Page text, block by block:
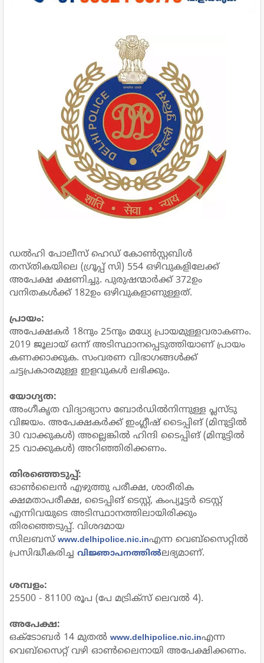
ഡൽഹി പോലീസ് ഹെഡ് കോൺസ്റ്റബിൾ
തസ്തികയിലെ (ഗ്രൂപ്പ് സി) 554 ഒഴിവുകളിലേക്ക്
അപേക്ഷ ക്ഷണിച്ചു. പുരുഷന്മാർക്ക് 372ഉം
വനിതകൾക്ക് 182ഉം ഒഴിവുകളാണുള്ളത്.
പ്രായം:
അപേക്ഷകർ 18നും 25നും മധ്യേ പ്രായമുള്ളവരാകണം.
2019 ജൂലായ് ഒന്ന് അടിസ്ഥാനപ്പെടുത്തിയാണ് പ്രായം
കണക്കാക്കുക. സംവരണ വിഭാഗങ്ങൾക്ക്
ചട്ടപ്രകാരമുള്ള ഇളവുകൾ ലഭിക്കും.
യോഗ്യത:
അംഗീകൃത വിദ്യാഭ്യാസ ബോർഡിൽനിന്നുള്ള പ്ലസ്ടു
വിജയം. അപേക്ഷകർക്ക് ഇംഗ്ലീഷ് ടൈപ്പിങ് (മിനുട്ടിൽ
30 വാക്കുകൾ) അല്ലെങ്കിൽ ഹിന്ദി ടൈപ്പിങ് (മിനുട്ടിൽ
25 വാക്കുകൾ) അറിഞ്ഞിരിക്കണം.
തിരഞ്ഞെടുപ്പ്:
ഓൺലൈൻ എഴുത്തു പരീക്ഷ, ശാരീരിക
ക്ഷമതാപരീക്ഷ, ടൈപ്പിങ് ടെസ്റ്റ്, കംപ്യൂട്ടർ ടെസ്റ്റ്
എന്നിവയുടെ അടിസ്ഥാനത്തിലായിരിക്കും
തിരഞ്ഞെടുപ്പ്. വിശദമായ
സിലബസ് www.delhipolice.nic.inഎന്ന വെബ്സൈറ്റിൽ
പ്രസിദ്ധീകരിച്ച വിജ്ഞാപനത്തിൽലഭ്യമാണ്.
ശമ്പളം:
25500 - 81100 രൂപ (പേ മട്രിക്സ് ലെവൽ 4).
അപേക്ഷ:
ഒക്ടോബർ 14 മുതൽ www.delhipolice.nic.inഎന്ന
വെബ്സൈറ്റ് വഴി ഓൺലൈനായി അപേക്ഷിക്കണം.